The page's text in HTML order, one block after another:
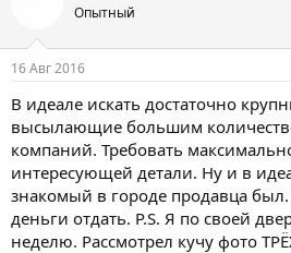
Опытный
16 Авг 2016
В идеале искать достаточно
высылающие большим
компаний. Требовать
интересующей детали. Ну и в
знакомый в городе продавца
деньги отдать. P.S. Я по своей
неделю. Рассмотрел кучу фото